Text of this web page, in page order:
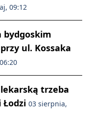
09:12
bydgoskim
ul. Kossaka
trzeba
Łodzi 03 sierpnia,